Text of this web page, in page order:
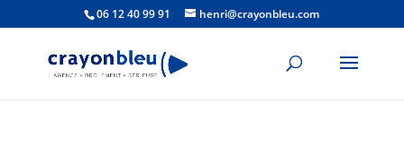
06 12 40 99 91 henri@crayonbleu.com